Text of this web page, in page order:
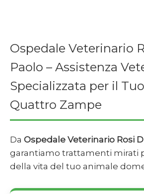
Ospedale Veterinario
Paolo – Assistenza
Specializzata per il
Quattro Zampe
Da Ospedale Veterinario Rosi
garantiamo trattamenti mirati
della vita del tuo animale